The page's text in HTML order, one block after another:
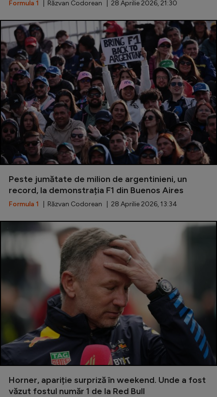
Formula 1 | Răzvan Codorean | 28 Aprilie 2026, 21:30
Peste jumătate de milion de argentinieni, un
record, la demonstrația F1 din Buenos Aires
Formula 1 | Răzvan Codorean | 28 Aprilie 2026, 13:34
Horner, apariție surpriză în weekend. Unde a fost
văzut fostul număr 1 de la Red Bull